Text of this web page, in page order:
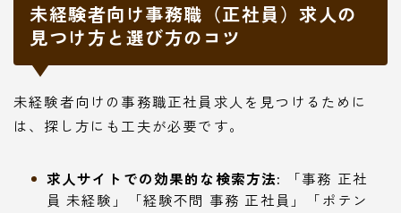
未経験者向け事務職（正社員）求人の
見つけ方と選び方のコツ
未経験者向けの事務職正社員求人を見つけるために
は、探し方にも工夫が必要です。
求人サイトでの効果的な検索方法:
「事務 正社
員 未経験」「経験不問 事務 正社員」「ポテン